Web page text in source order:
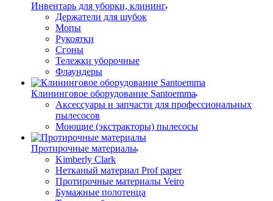
Инвентарь для уборки, клининг
Держатели для шубок
Мопы
Рукоятки
Сгоны
Тележки уборочные
Флаундеры
Клининговое оборудование Santoemma
Аксессуары и запчасти для профессиональных
пылесосов
Моющие (экстракторы) пылесосы
Протирочные материалы
Kimberly Clark
Нетканый материал Prof paper
Протирочные материалы Veiro
Бумажные полотенца